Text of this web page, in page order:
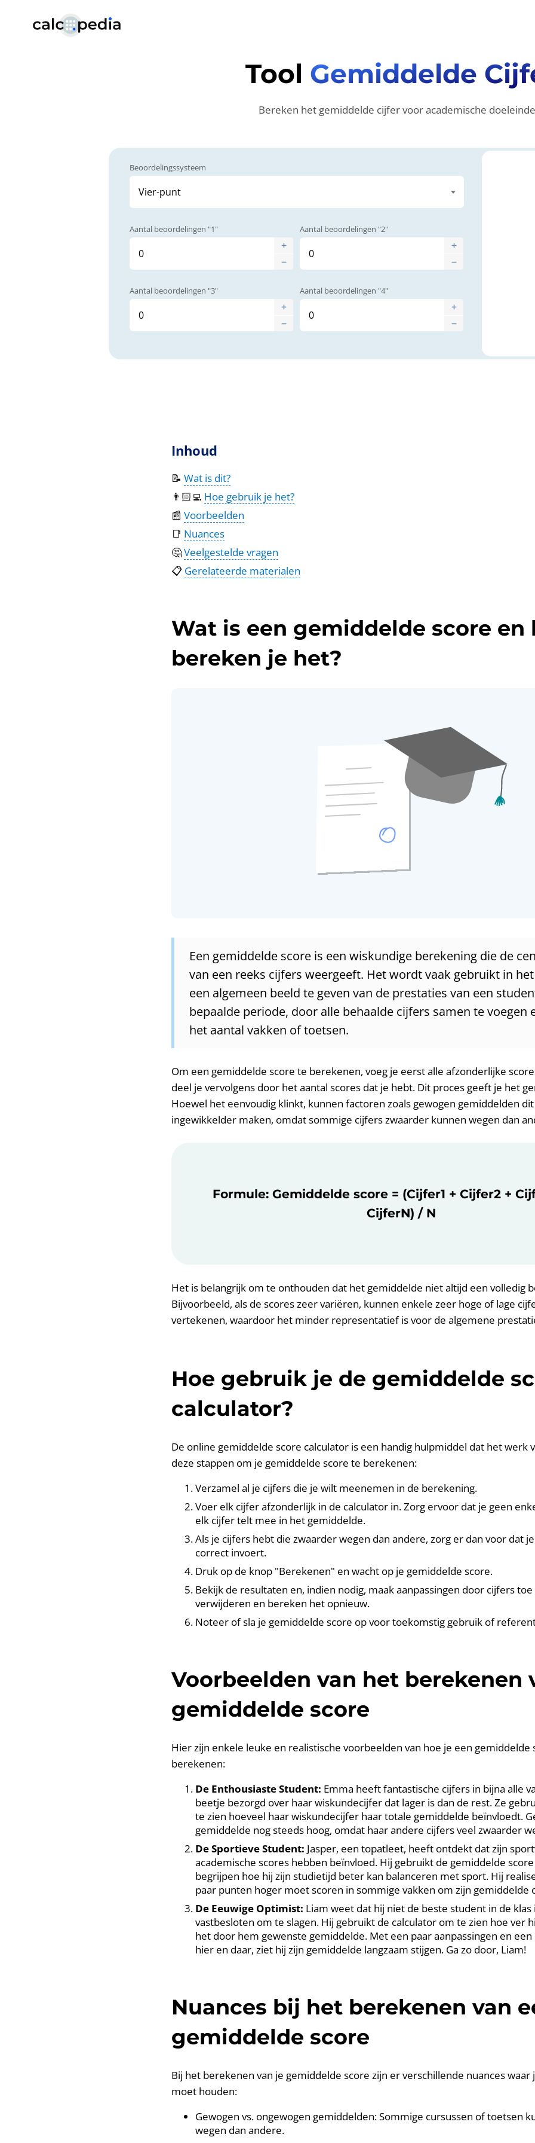
Tool Gemiddelde
Bereken het gemiddelde cijfer voor academische
Beoordelingssysteem
Aantal beoordelingen "1" Aantal beoordelingen "2"
Aantal beoordelingen "3" Aantal beoordelingen "4"
Inhoud
📝 Wat is dit?
👨🏻‍💻 Hoe gebruik je het?
📰 Voorbeelden
📑 Nuances
🤔Veelgestelde vragen
📋 Gerelateerde materialen
Wat is een gemiddelde score en
bereken je het?
Een gemiddelde score is een wiskundige berekening die de
van een reeks cijfers weergeeft. Het wordt vaak gebruikt in
een algemeen beeld te geven van de prestaties van een
bepaalde periode, door alle behaalde cijfers samen te voegen
het aantal vakken of toetsen.
Om een gemiddelde score te berekenen, voeg je eerst alle afzonderlijke
deel je vervolgens door het aantal scores dat je hebt. Dit proces geeft je het
Hoewel het eenvoudig klinkt, kunnen factoren zoals gewogen gemiddelden
ingewikkelder maken, omdat sommige cijfers zwaarder kunnen wegen dan
Formule: Gemiddelde score = (Cijfer1 + Cijfer2 +
CijferN) / N
Het is belangrijk om te onthouden dat het gemiddelde niet altijd een volledig
Bijvoorbeeld, als de scores zeer variëren, kunnen enkele zeer hoge of lage
vertekenen, waardoor het minder representatief is voor de algemene
Hoe gebruik je de gemiddelde
calculator?
De online gemiddelde score calculator is een handig hulpmiddel dat het werk
deze stappen om je gemiddelde score te berekenen:
Verzamel al je cijfers die je wilt meenemen in de berekening.
Voer elk cijfer afzonderlijk in de calculator in. Zorg ervoor dat je geen
elk cijfer telt mee in het gemiddelde.
Als je cijfers hebt die zwaarder wegen dan andere, zorg er dan voor dat
correct invoert.
Druk op de knop "Berekenen" en wacht op je gemiddelde score.
Bekijk de resultaten en, indien nodig, maak aanpassingen door cijfers
verwijderen en bereken het opnieuw.
Noteer of sla je gemiddelde score op voor toekomstig gebruik of
Voorbeelden van het berekenen
gemiddelde score
Hier zijn enkele leuke en realistische voorbeelden van hoe je een gemiddelde
berekenen:
De Enthousiaste Student: Emma heeft fantastische cijfers in bijna alle
beetje bezorgd over haar wiskundecijfer dat lager is dan de rest. Ze
te zien hoeveel haar wiskundecijfer haar totale gemiddelde beïnvloedt.
gemiddelde nog steeds hoog, omdat haar andere cijfers veel zwaarder
De Sportieve Student: Jasper, een topatleet, heeft ontdekt dat zijn
academische scores hebben beïnvloed. Hij gebruikt de gemiddelde
begrijpen hoe hij zijn studietijd beter kan balanceren met sport. Hij
paar punten hoger moet scoren in sommige vakken om zijn gemiddelde
De Eeuwige Optimist: Liam weet dat hij niet de beste student in de klas
vastbesloten om te slagen. Hij gebruikt de calculator om te zien hoe ver
het door hem gewenste gemiddelde. Met een paar aanpassingen en
hier en daar, ziet hij zijn gemiddelde langzaam stijgen. Ga zo door, Liam!
Nuances bij het berekenen van
gemiddelde score
Bij het berekenen van je gemiddelde score zijn er verschillende nuances
moet houden:
Gewogen vs. ongewogen gemiddelden: Sommige cursussen of toetsen
wegen dan andere.